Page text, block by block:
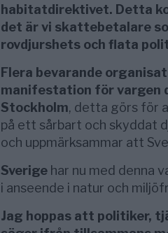
habitatdirektivet. Detta
det är vi skattebetalare
rovdjurshets och flata
Flera bevarande
manifestation för vargen
Stockholm, detta görs för
på ett sårbart och skyddat
och uppmärksammar att
Sverigehar nu med denna
i anseende i natur och
Jag hoppas att politiker,